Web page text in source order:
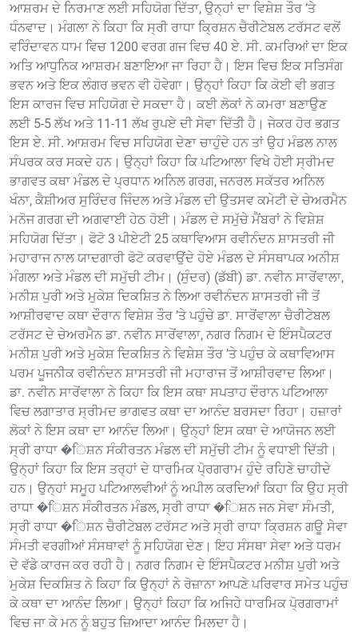
ਆਸ਼ਰਮ ਦੇ ਨਿਰਮਾਣ ਲਈ ਸਹਿਯੋਗ ਦਿੱਤਾ, ਉਨ੍ਹਾਂ ਦਾ ਵਿਸ਼ੇਸ਼ ਤੌਰ ’ਤੇ
ਧੰਨਵਾਦ। ਮੰਗਲਾ ਨੇ ਕਿਹਾ ਕਿ ਸ੍ਰੀ ਰਾਧਾ ਕਿ੍ਰਸ਼ਨ ਚੈਰੀਟੇਬਲ ਟਰੱਸਟ ਵਲੋਂ
ਵਰਿੰਦਾਵਨ ਧਾਮ ਵਿਚ 1200 ਵਰਗ ਗਜ ਵਿਚ 40 ਏ. ਸੀ. ਕਮਰਿਆਂ ਦਾ ਇਕ
ਅਤਿ ਆਧੁਨਿਕ ਆਸ਼ਰਮ ਬਣਾਇਆ ਜਾ ਰਿਹਾ ਹੈ। ਇਸ ਵਿਚ ਇਕ ਸਤਿਸੰਗ
ਭਵਨ ਅਤੇ ਇਕ ਲੰਗਰ ਭਵਨ ਵੀ ਹੋਵੇਗਾ। ਉਨ੍ਹਾਂ ਕਿਹਾ ਕਿ ਕੋਈ ਵੀ ਭਗਤ
ਇਸ ਕਾਰਜ ਵਿਚ ਸਹਿਯੋਗ ਦੇ ਸਕਦਾ ਹੈ। ਕਈ ਲੋਕਾਂ ਨੇ ਕਮਰਾ ਬਣਾਉਣ
ਲਈ 5-5 ਲੱਖ ਅਤੇ 11-11 ਲੱਖ ਰੁਪਏ ਦੀ ਸੇਵਾ ਦਿੱਤੀ ਹੈ। ਜੇਕਰ ਹੋਰ ਭਗਤ
ਇਸ ਏ. ਸੀ. ਆਸ਼ਰਮ ਵਿਚ ਸਹਿਯੋਗ ਦੇਣਾ ਚਾਹੁੰਦੇ ਹਨ ਤਾਂ ਉਹ ਮੰਡਲ ਨਾਲ
ਸੰਪਰਕ ਕਰ ਸਕਦੇ ਹਨ। ਉਨ੍ਹਾਂ ਕਿਹਾ ਕਿ ਪਟਿਆਲਾ ਵਿਖੇ ਹੋਈ ਸ੍ਰੀਮਦ
ਭਾਗਵਤ ਕਥਾ ਮੰਡਲ ਦੇ ਪ੍ਰਧਾਨ ਅਨਿਲ ਗਰਗ, ਜਨਰਲ ਸਕੱਤਰ ਅਨਿਲ
ਖੰਨਾ, ਕੈਸ਼ੀਅਰ ਸੁਰਿੰਦਰ ਜਿੰਦਲ ਅਤੇ ਮੰਡਲ ਦੀ ਉਤਸਵ ਕਮੇਟੀ ਦੇ ਚੇਅਰਮੈਨ
ਮਨੋਜ ਗਰਗ ਦੀ ਅਗਵਾਈ ਹੇਠ ਹੋਈ। ਮੰਡਲ ਦੇ ਸਮੁੱਚੇ ਮੈਂਬਰਾਂ ਨੇ ਵਿਸ਼ੇਸ਼
ਸਹਿਯੋਗ ਦਿੱਤਾ। ਫੋਟੋ 3 ਪੀਏਟੀ 25 ਕਥਾਵਿਆਸ ਰਵੀਨੰਦਨ ਸ਼ਾਸਤਰੀ ਜੀ
ਮਹਾਰਾਜ ਨਾਲ ਯਾਦਗਾਰੀ ਫੋਟੋ ਕਰਵਾਉਂਦੇ ਹੋਏ ਮੰਡਲ ਦੇ ਸੰਸਥਾਪਕ ਅਨੀਸ਼
ਮੰਗਲਾ ਅਤੇ ਮੰਡਲ ਦੀ ਸਮੁੱਚੀ ਟੀਮ। (ਸੁੰਦਰ) (ਡੱਬੀ) ਡਾ. ਨਵੀਨ ਸਾਰੋਂਵਾਲਾ,
ਮਨੀਸ਼ ਪੁਰੀ ਅਤੇ ਮੁਕੇਸ਼ ਦਿਕਸ਼ਿਤ ਨੇ ਲਿਆ ਰਵੀਨੰਦਨ ਸ਼ਾਸਤਰੀ ਜੀ ਤੋਂ
ਆਸ਼ੀਰਵਾਦ ਕਥਾ ਦੌਰਾਨ ਵਿਸ਼ੇਸ਼ ਤੌਰ ’ਤੇ ਪਹੁੰਚੇ ਡਾ. ਸਾਰੋਂਵਾਲਾ ਚੈਰੀਟੇਬਲ
ਟਰੱਸਟ ਦੇ ਚੇਅਰਮੈਨ ਡਾ. ਨਵੀਨ ਸਾਰੋਂਵਾਲਾ, ਨਗਰ ਨਿਗਮ ਦੇ ਇੰਸਪੈਕਟਰ
ਮਨੀਸ਼ ਪੁਰੀ ਅਤੇ ਮੁਕੇਸ਼ ਦਿਕਸ਼ਿਤ ਨੇ ਵਿਸ਼ੇਸ਼ ਤੌਰ ’ਤੇ ਪਹੁੰਚ ਕੇ ਕਥਾਵਿਆਸ
ਪਰਮ ਪੂਜਨੀਕ ਰਵੀਨੰਦਨ ਸ਼ਾਸਤਰੀ ਜੀ ਮਹਾਰਾਜ ਤੋਂ ਆਸ਼ੀਰਵਾਦ ਲਿਆ।
ਡਾ. ਨਵੀਨ ਸਾਰੋਂਵਾਲਾ ਨੇ ਕਿਹਾ ਕਿ ਇਸ ਕਥਾ ਸਪਤਾਹ ਦੌਰਾਨ ਪਟਿਆਲਾ
ਵਿਚ ਲਗਾਤਾਰ ਸ੍ਰੀਮਦ ਭਾਗਵਤ ਕਥਾ ਦਾ ਆਨੰਦ ਬਰਸਦਾ ਰਿਹਾ। ਹਜ਼ਾਰਾਂ
ਲੋਕਾਂ ਨੇ ਇਸ ਕਥਾ ਦਾ ਆਨੰਦ ਲਿਆ। ਉਨ੍ਹਾਂ ਇਸ ਕਥਾ ਦੇ ਆਯੋਜਨ ਲਈ
ਸ੍ਰੀ ਰਾਧਾ �ਿਸ਼ਨ ਸੰਕੀਰਤਨ ਮੰਡਲ ਦੀ ਸਮੁੱਚੀ ਟੀਮ ਨੂੰ ਵਧਾਈ ਦਿੱਤੀ।
ਉਨ੍ਹਾਂ ਕਿਹਾ ਕਿ ਇਸ ਤਰ੍ਹਾਂ ਦੇ ਧਾਰਮਿਕ ਪੋ੍ਰਗਰਾਮ ਹੁੰਦੇ ਰਹਿਣੇ ਚਾਹੀਦੇ
ਹਨ। ਉਨ੍ਹਾਂ ਸਮੂਹ ਪਟਿਆਲਵੀਆਂ ਨੂੰ ਅਪੀਲ ਕਰਦਿਆਂ ਕਿਹਾ ਕਿ ਉਹ ਸ੍ਰੀ
ਰਾਧਾ �ਿਸ਼ਨ ਸੰਕੀਰਤਨ ਮੰਡਲ, ਸ੍ਰੀ ਰਾਧਾ �ਿਸ਼ਨ ਜਨ ਸੇਵਾ ਸੰਮਤੀ,
ਸ੍ਰੀ ਰਾਧਾ �ਿਸ਼ਨ ਚੈਰੀਟੇਬਲ ਟਰੱਸਟ ਅਤੇ ਸ੍ਰੀ ਰਾਧਾ ਕਿ੍ਰਸ਼ਨ ਗਊ ਸੇਵਾ
ਸੰਮਤੀ ਵਰਗੀਆਂ ਸੰਸਥਾਵਾਂ ਨੂੰ ਸਹਿਯੋਗ ਦੇਣ। ਇਹ ਸੰਸਥਾ ਸੇਵਾ ਅਤੇ ਧਰਮ
ਦੇ ਵੱਡੇ ਕਾਰਜ ਕਰ ਰਹੀ ਹੈ। ਨਗਰ ਨਿਗਮ ਦੇ ਇੰਸਪੈਕਟਰ ਮਨੀਸ਼ ਪੁਰੀ ਅਤੇ
ਮੁਕੇਸ਼ ਦਿਕਸ਼ਿਤ ਨੇ ਕਿਹਾ ਕਿ ਉਨ੍ਹਾਂ ਨੇ ਰੋਜ਼ਾਨਾ ਆਪਣੇ ਪਰਿਵਾਰ ਸਮੇਤ ਪਹੁੰਚ
ਕੇ ਕਥਾ ਦਾ ਆਨੰਦ ਲਿਆ। ਉਨ੍ਹਾਂ ਕਿਹਾ ਕਿ ਅਜਿਹੇ ਧਾਰਮਿਕ ਪੋ੍ਰਗਰਾਮਾਂ
ਵਿਚ ਜਾ ਕੇ ਮਨ ਨੂੰ ਬਹੁਤ ਜ਼ਿਆਦਾ ਆਨੰਦ ਮਿਲਦਾ ਹੈ।